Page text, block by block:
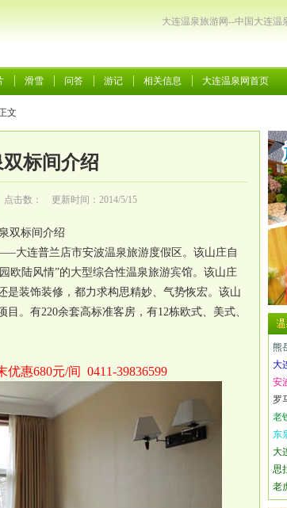
大连温泉旅游网--中国大连温
滑雪 问答 游记 相关信息 大连温泉网首页
文
标间介绍
击数： 更新时间：2014/5/15
双标间介绍
大连普兰店市安波温泉旅游度假区。该山庄自
欧陆风情”的大型综合性温泉旅游宾馆。该山庄
是装饰装修，都力求构思精妙、气势恢宏。该山
。有220余套高标准客房，有12栋欧式、美式、
惠680元/间 0411-39836599
熊
大
安
罗
老
东
大
思
老